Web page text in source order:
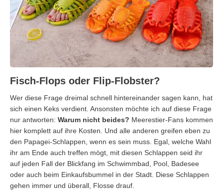
Fisch-Flops oder Flip-Flobster?
Wer diese Frage dreimal schnell hintereinander sagen kann, hat
sich einen Keks verdient. Ansonsten möchte ich auf diese Frage
nur antworten: Warum nicht beides? Meerestier-Fans kommen
hier komplett auf ihre Kosten. Und alle anderen greifen eben zu
den Papagei-Schlappen, wenn es sein muss. Egal, welche Wahl
ihr am Ende auch treffen mögt, mit diesen Schlappen seid ihr
auf jeden Fall der Blickfang im Schwimmbad, Pool, Badesee
oder auch beim Einkaufsbummel in der Stadt. Diese Schlappen
gehen immer und überall, Flosse drauf.